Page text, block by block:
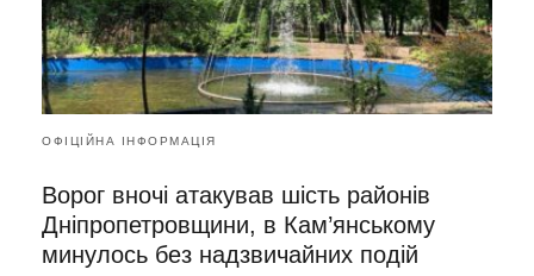
ОФІЦІЙНА ІНФОРМАЦІЯ
Ворог вночі атакував шість районів
Дніпропетровщини, в Кам’янському
минулось без надзвичайних подій